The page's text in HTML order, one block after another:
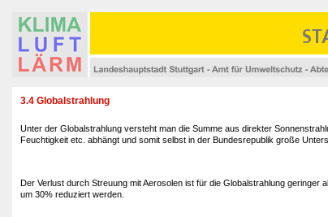
3.4 Globalstrahlung
Unter der Globalstrahlung versteht man die Summe aus direkter
Feuchtigkeit etc. abhängt und somit selbst in der Bundesrepublik große
Der Verlust durch Streuung mit Aerosolen ist für die Globalstrahlung
um 30% reduziert werden.